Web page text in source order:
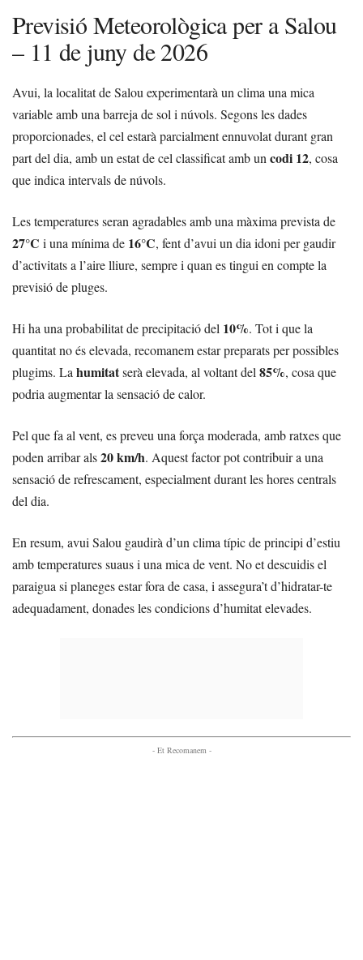
Previsió Meteorològica per a Salou
– 11 de juny de 2026
Avui, la localitat de Salou experimentarà un clima una mica
variable amb una barreja de sol i núvols. Segons les dades
proporcionades, el cel estarà parcialment ennuvolat durant gran
part del dia, amb un estat de cel classificat amb uncodi 12, cosa
que indica intervals de núvols.
Les temperatures seran agradables amb una màxima prevista de
27°C i una mínima de 16°C, fent d’avui un dia idoni per gaudir
d’activitats a l’aire lliure, sempre i quan es tingui en compte la
previsió de pluges.
Hi ha una probabilitat de precipitació del 10%. Tot i que la
quantitat no és elevada, recomanem estar preparats per possibles
plugims. Lahumitatserà elevada, al voltant del85%, cosa que
podria augmentar la sensació de calor.
Pel que fa al vent, es preveu una força moderada, amb ratxes que
poden arribar als20 km/h. Aquest factor pot contribuir a una
sensació de refrescament, especialment durant les hores centrals
del dia.
En resum, avui Salou gaudirà d’un clima típic de principi d’estiu
amb temperatures suaus i una mica de vent. No et descuidis el
paraigua si planeges estar fora de casa, i assegura’t d’hidratar-te
adequadament, donades les condicions d’humitat elevades.
- Et Recomanem -